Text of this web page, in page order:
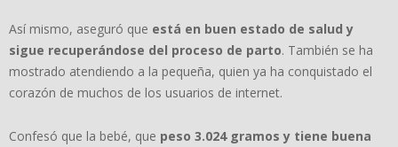
Así mismo, aseguró que está en buen estado de salud y
sigue recuperándose del proceso de parto. También se ha
mostrado atendiendo a la pequeña, quien ya ha conquistado el
corazón de muchos de los usuarios de internet.
Confesó que la bebé, que peso 3.024 gramos y tiene buena